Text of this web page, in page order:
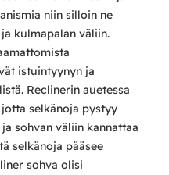
niin silloin ne
kulmapalan väliin.
istuintyynyn ja
Reclinerin auetessa
selkänoja pystyy
sohvan väliin kannattaa
selkänoja pääsee
sohva olisi